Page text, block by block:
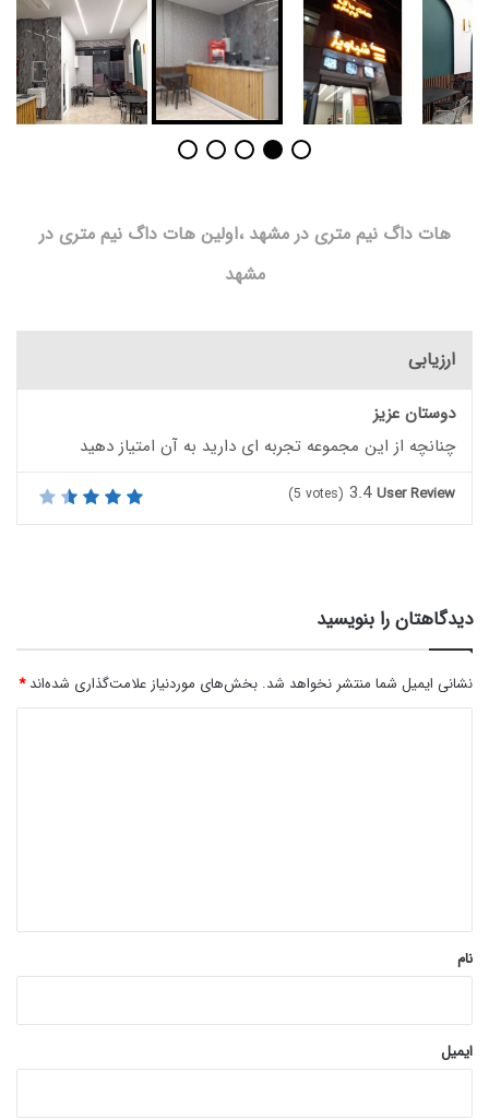
هات داگ نیم متری در مشهد ،اولین هات داگ نیم متری در
مشهد
ارزیابی
دوستان عزیز
چنانچه از این مجموعه تجربه ای دارید به آن امتیاز دهید
User Review
3.4
(5 votes)
دیدگاهتان را بنویسید
نشانی ایمیل شما منتشر نخواهد شد. بخش‌های موردنیاز علامت‌گذاری شده‌اند*
نام
ایمیل